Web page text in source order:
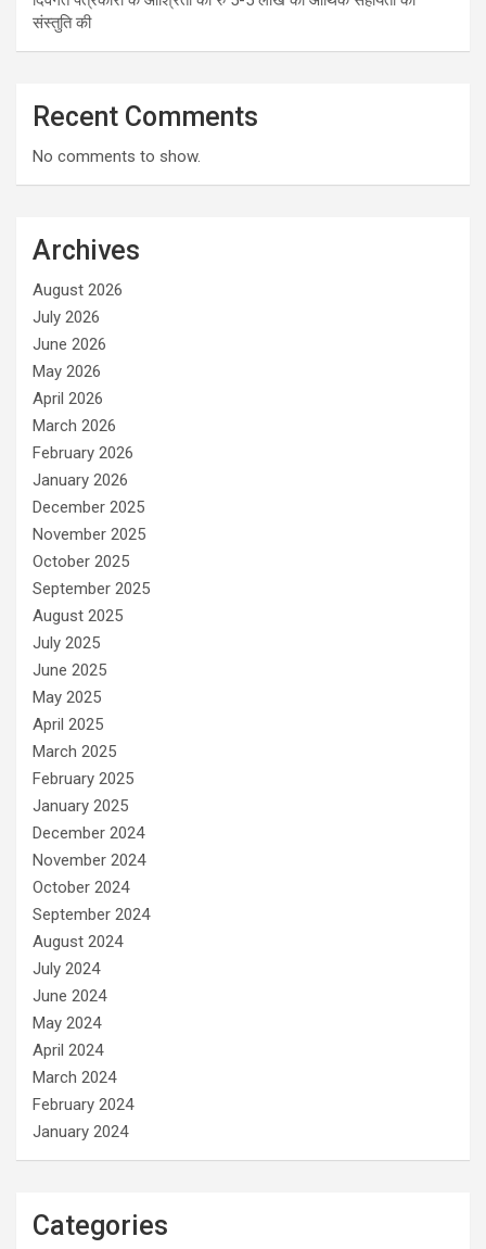
संस्तुति की
Recent Comments
No comments to show.
Archives
August 2026
July 2026
June 2026
May 2026
April 2026
March 2026
February 2026
January 2026
December 2025
November 2025
October 2025
September 2025
August 2025
July 2025
June 2025
May 2025
April 2025
March 2025
February 2025
January 2025
December 2024
November 2024
October 2024
September 2024
August 2024
July 2024
June 2024
May 2024
April 2024
March 2024
February 2024
January 2024
Categories